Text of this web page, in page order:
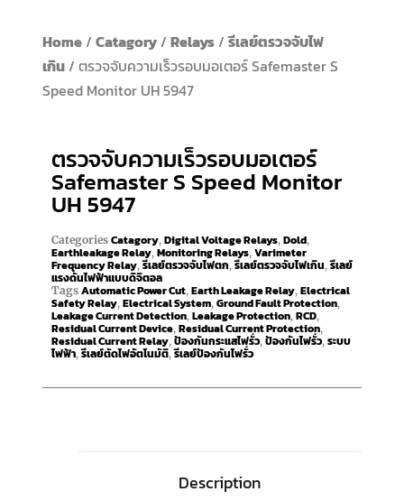
Home/ Catagory/ Relays/รีเลย์ตรวจจับไฟ
เกิน/ ตรวจจับความเร็วรอบมอเตอร์ Safemaster S
Speed Monitor UH 5947
ตรวจจับความเร็วรอบมอเตอร์
Safemaster S Speed Monitor
UH 5947
Categories Catagory, Digital Voltage Relays, Dold,
Earthleakage Relay, Monitoring Relays, Varimeter
Frequency Relay,รีเลย์ตรวจจับไฟตก,รีเลย์ตรวจจับไฟเกิน,รีเลย์
แรงดันไฟฟ้าแบบดิจิตอล
Tags Automatic Power Cut, Earth Leakage Relay, Electrical
Safety Relay, Electrical System, Ground Fault Protection,
Leakage Current Detection, Leakage Protection, RCD,
Residual Current Device, Residual Current Protection,
Residual Current Relay, ป้องกันกระแสไฟรั่ว, ป้องกันไฟรั่ว, ระบบ
ไฟฟ้า,รีเลย์ตัดไฟอัตโนมัติ,รีเลย์ป้องกันไฟรั่ว
Description